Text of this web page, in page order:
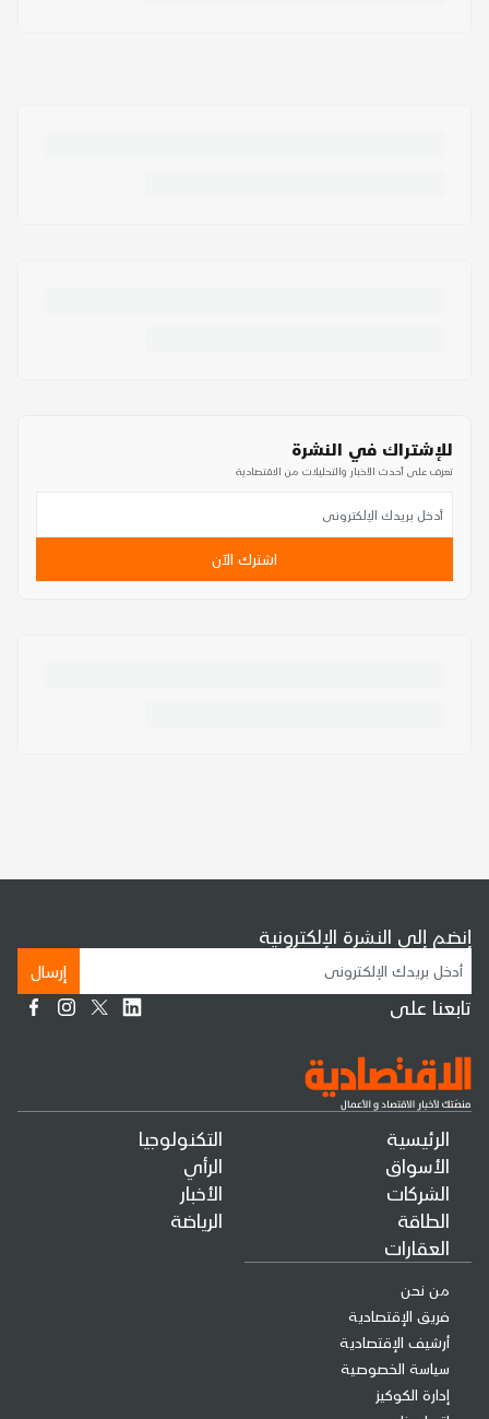
للإشتراك في النشرة
تعرف على أحدث الأخبار والتحليلات من الاقتصادية
اشترك الآن
الرئيسية
الأسواق
الشركات
الطاقة
العقارات
التكنولوجيا
الرأي
الأخبار
الرياضة
من نحن
فريق الإقتصادية
أرشيف الإقتصادية
سياسة الخصوصية
إدارة الكوكيز
إنضم إلى النشرة الإلكترونية
إرسال
تابعنا على